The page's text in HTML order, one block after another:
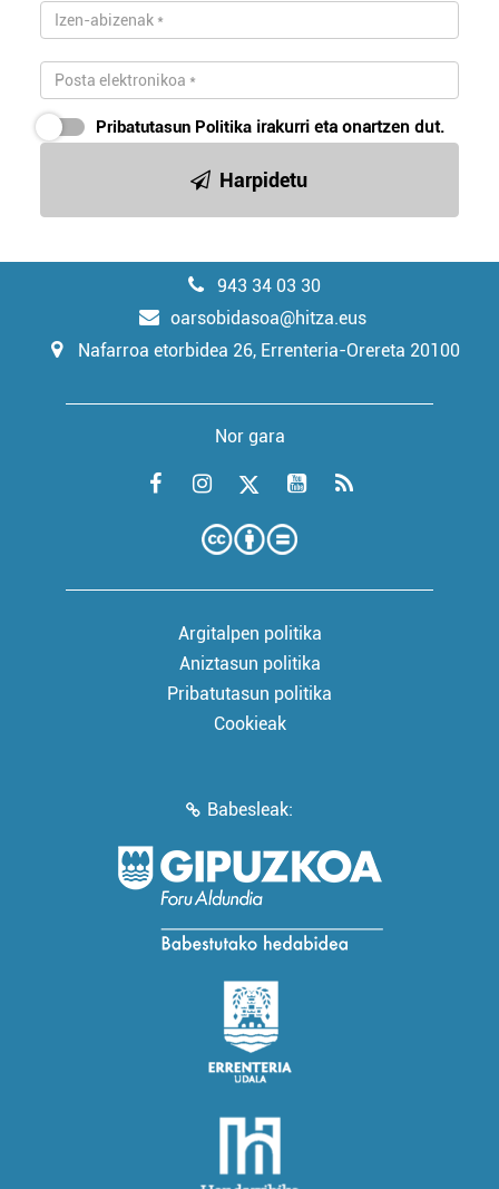
Pribatutasun Politika irakurri eta onartzen dut.
Harpidetu
943 34 03 30
oarsobidasoa@hitza.eus
Nafarroa etorbidea 26, Errenteria-Orereta 20100
Nor gara
Argitalpen politika
Aniztasun politika
Pribatutasun politika
Cookieak
Babesleak: